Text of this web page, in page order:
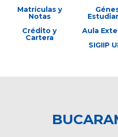
Matrículas y
Notas
Crédito y
Cartera
Aula
SIGIIP